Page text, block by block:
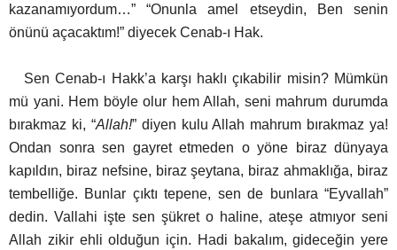
kazanamıyordum…” “Onunla amel etseydin, Ben senin
önünü açacaktım!” diyecek Cenab-ı Hak.
Sen Cenab-ı Hakk’a karşı haklı çıkabilir misin? Mümkün
mü yani. Hem böyle olur hem Allah, seni mahrum durumda
bırakmaz ki, “Allah!” diyen kulu Allah mahrum bırakmaz ya!
Ondan sonra sen gayret etmeden o yöne biraz dünyaya
kapıldın, biraz nefsine, biraz şeytana, biraz ahmaklığa, biraz
tembelliğe. Bunlar çıktı tepene, sen de bunlara “Eyvallah”
dedin. Vallahi işte sen şükret o haline, ateşe atmıyor seni
Allah zikir ehli olduğun için. Hadi bakalım, gideceğin yere